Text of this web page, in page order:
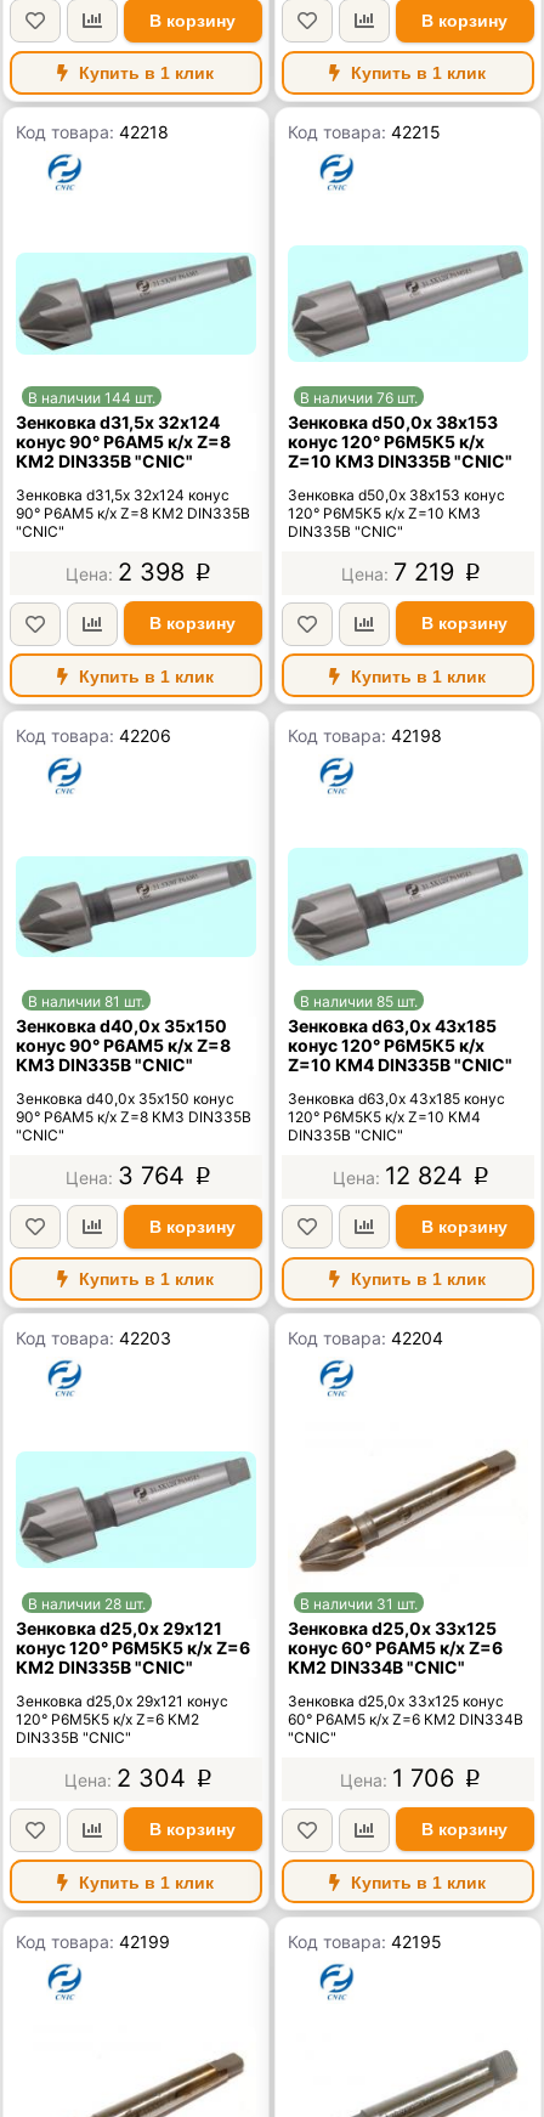
В корзину
Купить в 1 клик
В корзину
Купить в 1 клик
Код товара:42218
В наличии 144 шт.
Зенковка d31,5х 32х124
конус 90° Р6АМ5 к/х Z=8
КМ2 DIN335B "CNIC"
Зенковка d31,5х 32х124 конус
90° Р6АМ5 к/х Z=8 КМ2 DIN335B
"CNIC"
2 398 p
В корзину
Купить в 1 клик
Код товара:42215
В наличии 76 шт.
Зенковка d50,0х 38х153
конус 120° Р6М5К5 к/х
Z=10 КМ3 DIN335B "CNIC"
Зенковка d50,0х 38х153 конус
120° Р6М5К5 к/х Z=10 КМ3
DIN335B "CNIC"
7 219 p
В корзину
Купить в 1 клик
Код товара:42206
В наличии 81 шт.
Зенковка d40,0х 35х150
конус 90° Р6АМ5 к/х Z=8
КМ3 DIN335B "CNIC"
Зенковка d40,0х 35х150 конус
90° Р6АМ5 к/х Z=8 КМ3 DIN335B
"CNIC"
3 764 p
В корзину
Купить в 1 клик
Код товара:42198
В наличии 85 шт.
Зенковка d63,0х 43х185
конус 120° Р6М5К5 к/х
Z=10 КМ4 DIN335B "CNIC"
Зенковка d63,0х 43х185 конус
120° Р6М5К5 к/х Z=10 КМ4
DIN335B "CNIC"
12 824 p
В корзину
Купить в 1 клик
Код товара:42203
В наличии 28 шт.
Зенковка d25,0х 29х121
конус 120° Р6М5К5 к/х Z=6
КМ2 DIN335B "CNIC"
Зенковка d25,0х 29х121 конус
120° Р6М5К5 к/х Z=6 КМ2
DIN335B "CNIC"
2 304 p
В корзину
Купить в 1 клик
Код товара:42204
В наличии 31 шт.
Зенковка d25,0х 33х125
конус 60° Р6АМ5 к/х Z=6
КМ2 DIN334B "CNIC"
Зенковка d25,0х 33х125 конус
60° Р6АМ5 к/х Z=6 КМ2 DIN334B
"CNIC"
1 706 p
В корзину
Купить в 1 клик
Код товара:42199 Код товара:42195